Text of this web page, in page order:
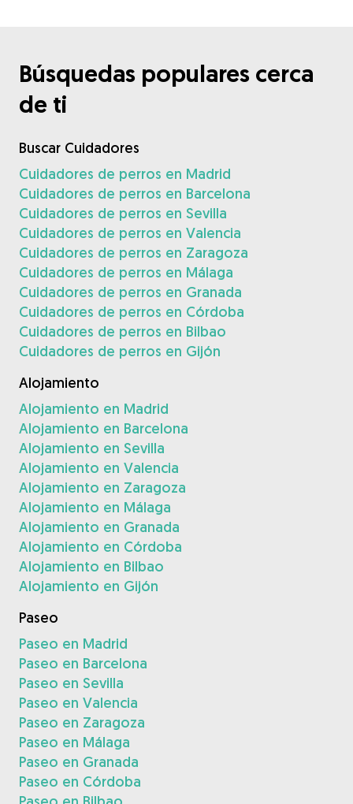
Búsquedas populares cerca
de ti
Buscar Cuidadores
Cuidadores de perros en Madrid
Cuidadores de perros en Barcelona
Cuidadores de perros en Sevilla
Cuidadores de perros en Valencia
Cuidadores de perros en Zaragoza
Cuidadores de perros en Málaga
Cuidadores de perros en Granada
Cuidadores de perros en Córdoba
Cuidadores de perros en Bilbao
Cuidadores de perros en Gijón
Alojamiento
Alojamiento en Madrid
Alojamiento en Barcelona
Alojamiento en Sevilla
Alojamiento en Valencia
Alojamiento en Zaragoza
Alojamiento en Málaga
Alojamiento en Granada
Alojamiento en Córdoba
Alojamiento en Bilbao
Alojamiento en Gijón
Paseo
Paseo en Madrid
Paseo en Barcelona
Paseo en Sevilla
Paseo en Valencia
Paseo en Zaragoza
Paseo en Málaga
Paseo en Granada
Paseo en Córdoba